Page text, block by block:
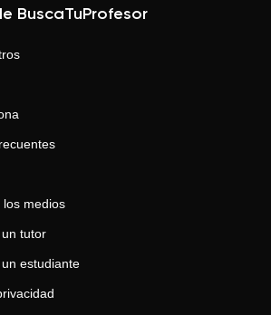
BuscaTuProfesor
los medios
tutor
estudiante